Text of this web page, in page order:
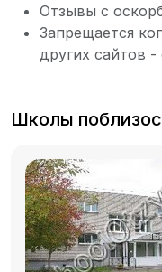
Отзывы с
Запрещается
других сайтов
Школы